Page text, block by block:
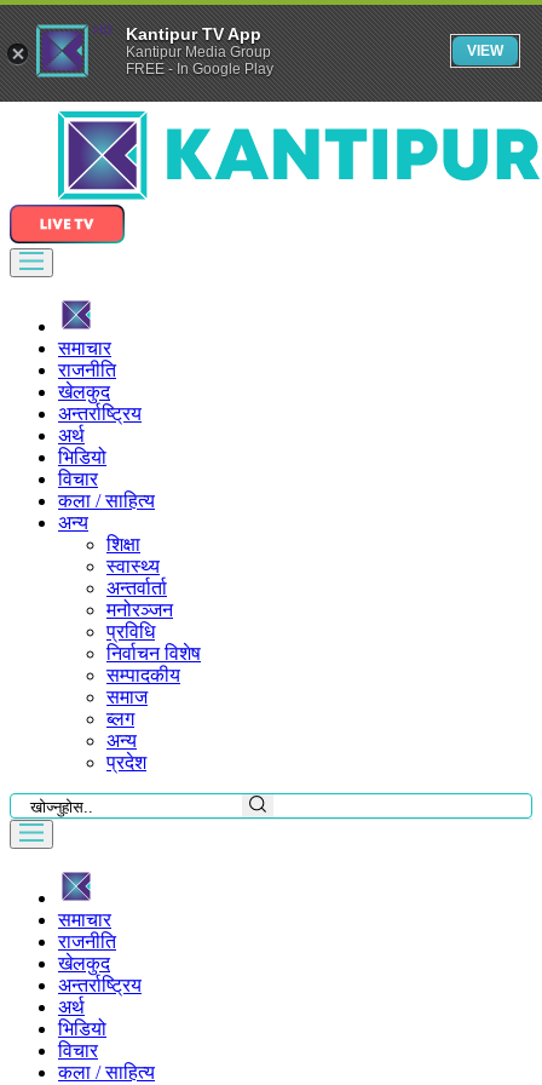
समाचार
राजनीति
खेलकुद
अन्तर्राष्ट्रिय
अर्थ
भिडियो
विचार
कला / साहित्य
अन्य
शिक्षा
स्वास्थ्य
अन्तर्वार्ता
मनोरञ्जन
प्रविधि
निर्वाचन विशेष
सम्पादकीय
समाज
ब्लग
अन्य
प्रदेश
समाचार
राजनीति
खेलकुद
अन्तर्राष्ट्रिय
अर्थ
भिडियो
विचार
कला / साहित्य
Kantipur TV App
Kantipur Media Group
FREE - In Google Play
VIEW